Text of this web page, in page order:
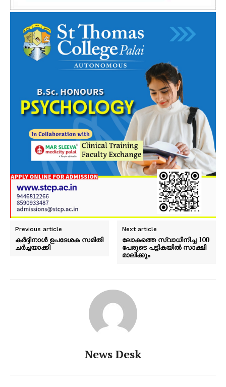
Previous article
കർദ്ദിനാൾ ഉപദേശക സമിതി
ചർച്ചയാക്കി
Next article
ലോകത്തെ സ്വാധീനിച്ച 100
പേരുടെ പട്ടികയിൽ സാക്ഷി
മാലിക്കും
News Desk